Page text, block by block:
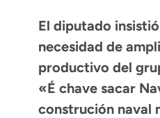
El diputado
necesidad de
productivo del
«É chave sacar
construción naval